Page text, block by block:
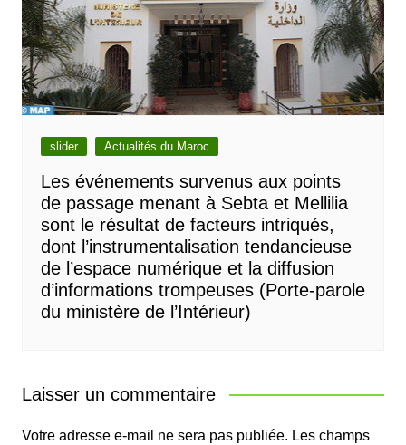
slider Actualités du Maroc
Les événements survenus aux points
de passage menant à Sebta et Mellilia
sont le résultat de facteurs intriqués,
dont l’instrumentalisation tendancieuse
de l’espace numérique et la diffusion
d’informations trompeuses (Porte-parole
du ministère de l’Intérieur)
Laisser un commentaire
Votre adresse e-mail ne sera pas publiée. Les champs